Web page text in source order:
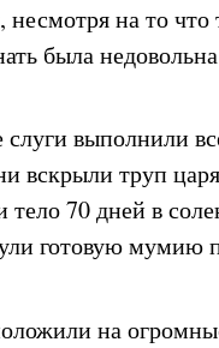
на то
была
выполнили
вскрыли труп
70 дней в
готовую мумию
на